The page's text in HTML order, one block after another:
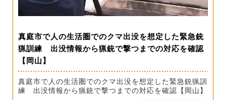
真庭市で人の生活圏でのクマ出没を想定した緊急銃
猟訓練 出没情報から猟銃で撃つまでの対応を確認
【岡山】
真庭市で人の生活圏でのクマ出没を想定した緊急銃猟訓
練 出没情報から猟銃で撃つまでの対応を確認【岡山】